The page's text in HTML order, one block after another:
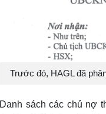
Trước đó, HAGL đã
Danh sách các chủ nợ